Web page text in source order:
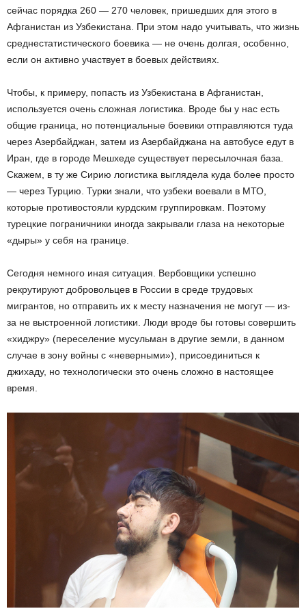
сейчас порядка 260 — 270 человек, пришедших для этого в
Афганистан из Узбекистана. При этом надо учитывать, что жизнь
среднестатистического боевика — не очень долгая, особенно,
если он активно участвует в боевых действиях.
Чтобы, к примеру, попасть из Узбекистана в Афганистан,
используется очень сложная логистика. Вроде бы у нас есть
общие граница, но потенциальные боевики отправляются туда
через Азербайджан, затем из Азербайджана на автобусе едут в
Иран, где в городе Мешхеде существует пересылочная база.
Скажем, в ту же Сирию логистика выглядела куда более просто
— через Турцию. Турки знали, что узбеки воевали в МТО,
которые противостояли курдским группировкам. Поэтому
турецкие пограничники иногда закрывали глаза на некоторые
«дыры» у себя на границе.
Сегодня немного иная ситуация. Вербовщики успешно
рекрутируют добровольцев в России в среде трудовых
мигрантов, но отправить их к месту назначения не могут — из-
за не выстроенной логистики. Люди вроде бы готовы совершить
«хиджру» (переселение мусульман в другие земли, в данном
случае в зону войны с «неверными»), присоединиться к
джихаду, но технологически это очень сложно в настоящее
время.